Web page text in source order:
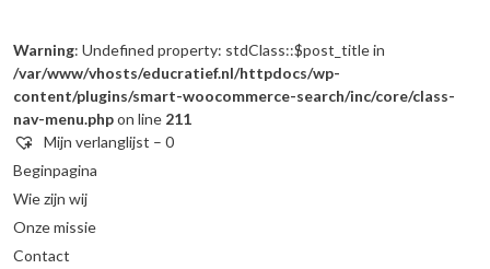
Warning: Undefined property: stdClass::$post_title in
/var/www/vhosts/educratief.nl/httpdocs/wp-
content/plugins/smart-woocommerce-search/inc/core/class-
nav-menu.phpon line 211
Mijn verlanglijst – 0
Beginpagina
Wie zijn wij
Onze missie
Contact